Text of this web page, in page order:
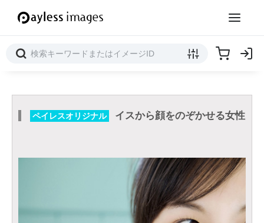
ペイレスオリジナル イスから顔をのぞかせる女性